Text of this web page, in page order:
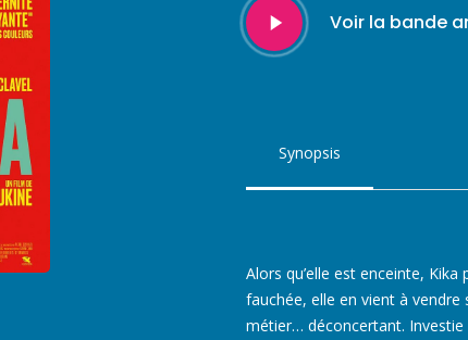
Play
Video
Voir la bande
Synopsis
Alors qu’elle est enceinte,
fauchée, elle en vient à
métier… déconcertant.